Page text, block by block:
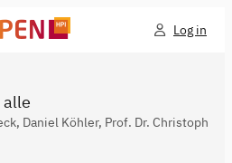
Log in
alle
Daniel Köhler, Prof. Dr. Christoph